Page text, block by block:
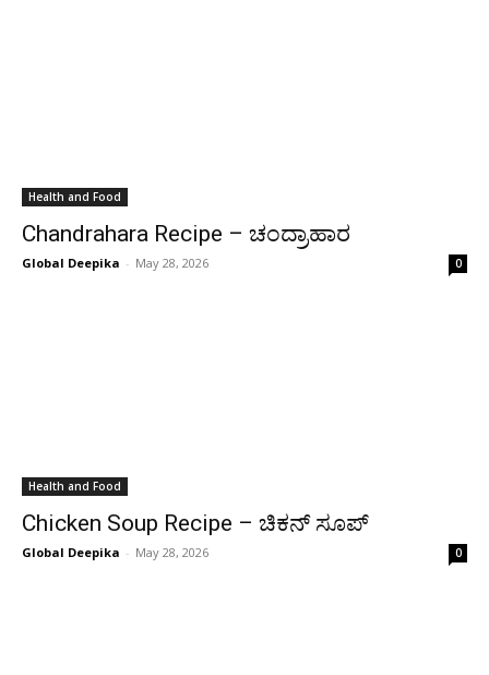
Health and Food
Chandrahara Recipe – ಚಂದ್ರಾಹಾರ
Global Deepika - May 28, 2026 0
Health and Food
Chicken Soup Recipe – ಚಿಕನ್ ಸೂಪ್
Global Deepika - May 28, 2026 0